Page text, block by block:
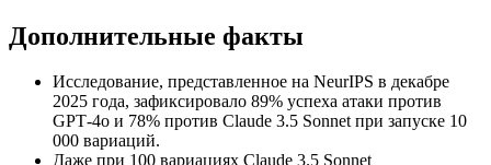
Дополнительные факты
Исследование, представленное на NeurIPS в декабре
2025 года, зафиксировало 89% успеха атаки против
GPT‑4o и 78% против Claude 3.5 Sonnet при запуске 10
000 вариаций.
Даже при 100 вариациях Claude 3.5 Sonnet